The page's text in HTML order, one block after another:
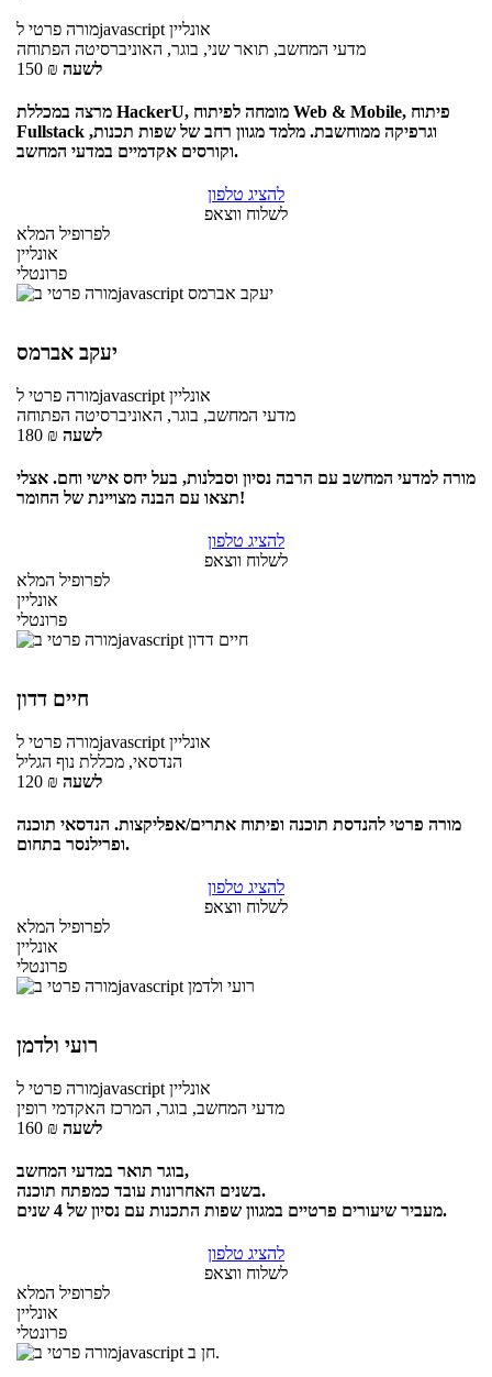
מורה פרטילjavascript אונליין
מדעי המחשב, תואר שני, בוגר, האוניברסיטה הפתוחה
150 ₪ לשעה
מרצה במכללת HackerU, מומחה לפיתוח Web & Mobile, פיתוח
Fullstack וגרפיקה ממוחשבת. מלמד מגוון רחב של שפות תכנות,
וקורסים אקדמיים במדעי המחשב.
להציג טלפון
לשלוח ווצאפ
לפרופיל המלא
אונליין
פרונטלי
יעקב אברמס
מורה פרטילjavascript אונליין
מדעי המחשב, בוגר, האוניברסיטה הפתוחה
180 ₪ לשעה
מורה למדעי המחשב עם הרבה נסיון וסבלנות, בעל יחס אישי וחם. אצלי
תצאו עם הבנה מצויינת של החומר!
להציג טלפון
לשלוח ווצאפ
לפרופיל המלא
אונליין
פרונטלי
חיים דדון
מורה פרטילjavascript אונליין
הנדסאי, מכללת נוף הגליל
120 ₪ לשעה
מורה פרטי להנדסת תוכנה ופיתוח אתרים/אפליקצות. הנדסאי תוכנה
ופרילנסר בתחום.
להציג טלפון
לשלוח ווצאפ
לפרופיל המלא
אונליין
פרונטלי
רועי ולדמן
מורה פרטילjavascript אונליין
מדעי המחשב, בוגר, המרכז האקדמי רופין
160 ₪ לשעה
בוגר תואר במדעי המחשב,
בשנים האחרונות עובד כמפתח תוכנה.
מעביר שיעורים פרטיים במגוון שפות התכנות עם נסיון של 4 שנים.
להציג טלפון
לשלוח ווצאפ
לפרופיל המלא
אונליין
פרונטלי